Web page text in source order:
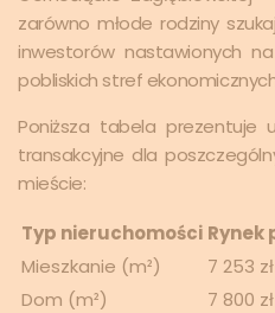
zarówno młode rodziny
inwestorów nastawionych
pobliskich stref
Poniższa tabela prezentuje
transakcyjne dla
mieście:
Typ nieruchomości Rynek
Mieszkanie (m²)
7 253 zł
Dom (m²)
7 800 zł